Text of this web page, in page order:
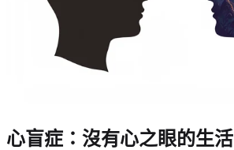
心盲症：沒有心之眼的生活